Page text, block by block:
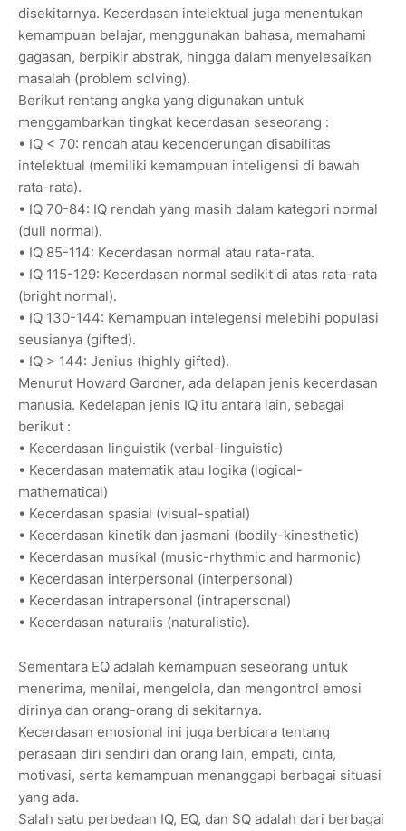
disekitarnya. Kecerdasan intelektual juga menentukan
kemampuan belajar, menggunakan bahasa, memahami
gagasan, berpikir abstrak, hingga dalam menyelesaikan
masalah (problem solving).
Berikut rentang angka yang digunakan untuk
menggambarkan tingkat kecerdasan seseorang :
• IQ < 70: rendah atau kecenderungan disabilitas
intelektual (memiliki kemampuan inteligensi di bawah
rata-rata).
• IQ 70-84: IQ rendah yang masih dalam kategori normal
(dull normal).
• IQ 85-114: Kecerdasan normal atau rata-rata.
• IQ 115-129: Kecerdasan normal sedikit di atas rata-rata
(bright normal).
• IQ 130-144: Kemampuan intelegensi melebihi populasi
seusianya (gifted).
• IQ > 144: Jenius (highly gifted).
Menurut Howard Gardner, ada delapan jenis kecerdasan
manusia. Kedelapan jenis IQ itu antara lain, sebagai
berikut :
• Kecerdasan linguistik (verbal-linguistic)
• Kecerdasan matematik atau logika (logical-
mathematical)
• Kecerdasan spasial (visual-spatial)
• Kecerdasan kinetik dan jasmani (bodily-kinesthetic)
• Kecerdasan musikal (music-rhythmic and harmonic)
• Kecerdasan interpersonal (interpersonal)
• Kecerdasan intrapersonal (intrapersonal)
• Kecerdasan naturalis (naturalistic).
Sementara EQ adalah kemampuan seseorang untuk
menerima, menilai, mengelola, dan mengontrol emosi
dirinya dan orang-orang di sekitarnya.
Kecerdasan emosional ini juga berbicara tentang
perasaan diri sendiri dan orang lain, empati, cinta,
motivasi, serta kemampuan menanggapi berbagai situasi
yang ada.
Salah satu perbedaan IQ, EQ, dan SQ adalah dari berbagai